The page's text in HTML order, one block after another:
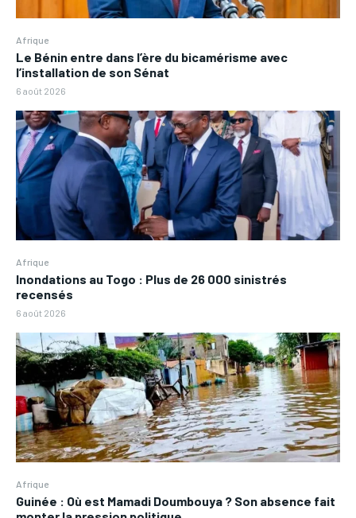
Afrique
Le Bénin entre dans l’ère du bicamérisme avec
l’installation de son Sénat
6 août 2026
Afrique
Inondations au Togo : Plus de 26 000 sinistrés
recensés
6 août 2026
Afrique
Guinée : Où est Mamadi Doumbouya ? Son absence fait